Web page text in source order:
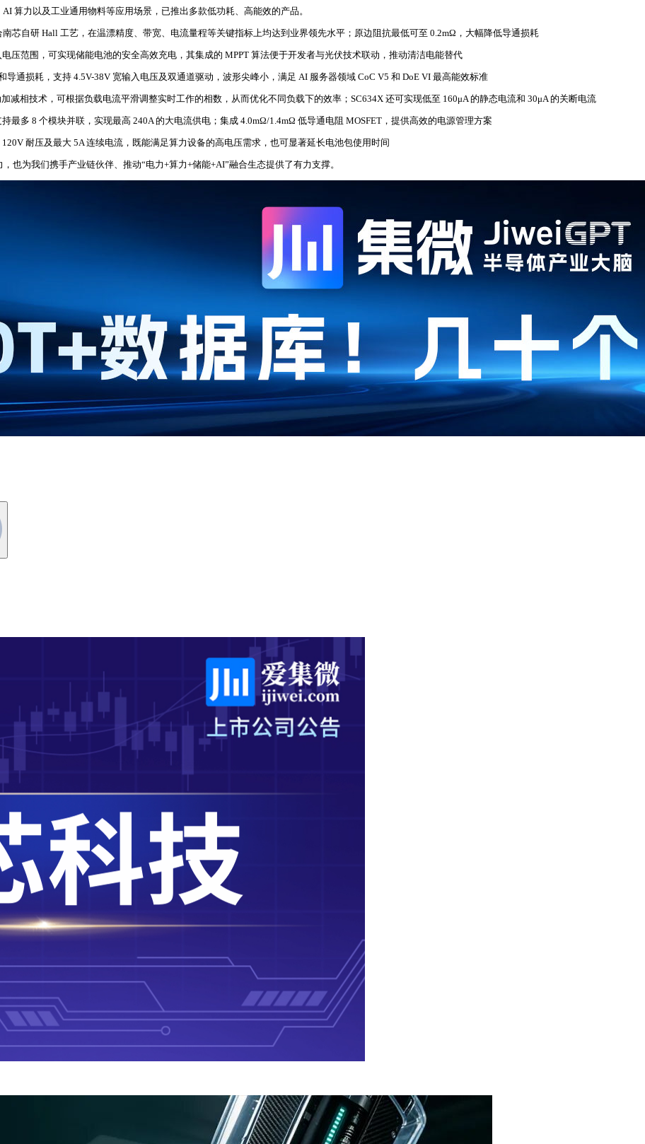
算力以及工业通用物料等应用场景，已推出多款低功耗、高能效的产品。
芯自研 Hall 工艺，在温漂精度、带宽、电流量程等关键指标上均达到业界领先水平；原边阻抗最低可至 0.2mΩ，大幅降低导通损耗
压范围，可实现储能电池的安全高效充电，其集成的 MPPT 算法便于开发者与光伏技术联动，推动清洁电能替代
导通损耗，支持 4.5V-38V 宽输入电压及双通道驱动，波形尖峰小，满足 AI 服务器领域 CoC V5 和 DoE VI 最高能效标准
减相技术，可根据负载电流平滑调整实时工作的相数，从而优化不同负载下的效率；SC634X 还可实现低至 160μA 的静态电流和 30μA 的关断电流
最多 8 个模块并联，实现最高 240A 的大电流供电；集成 4.0mΩ/1.4mΩ 低导通电阻 MOSFET，提供高效的电源管理方案
耐压及最大 5A 连续电流，既能满足算力设备的高电压需求，也可显著延长电池包使用时间
为我们携手产业链伙伴、推动“电力+算力+储能+AI”融合生态提供了有力支撑。